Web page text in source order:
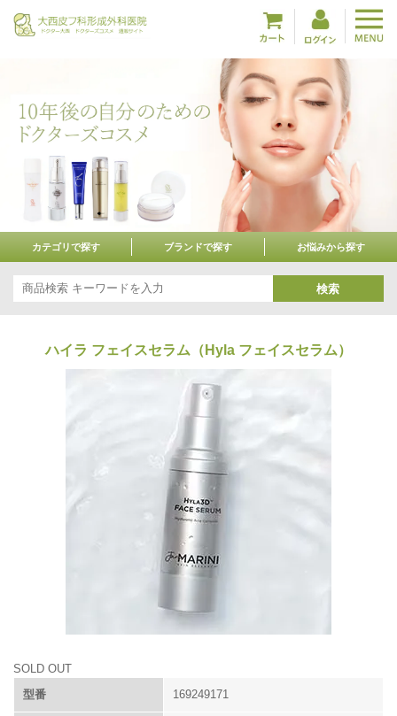
カテゴリで探す ブランドで探す お悩みから探す
検索
ハイラ フェイスセラム（Hyla フェイスセラム）
SOLD OUT
型番
169249171